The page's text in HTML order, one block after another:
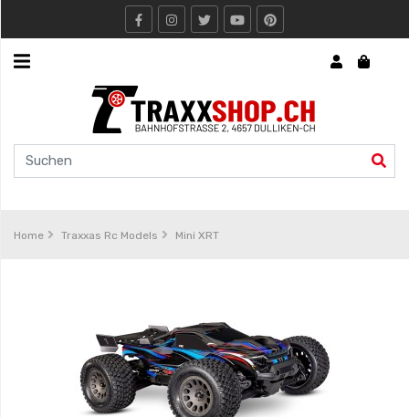
Express
Traxxshop.ch
Traxxas
Rc
Home Traxxas Rc Models Mini XRT